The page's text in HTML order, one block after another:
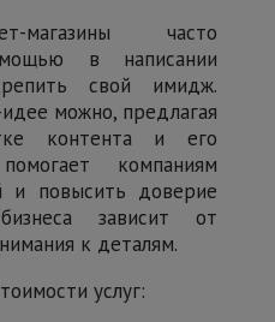
магазины часто
в написании
свой имидж.
можно, предлагая
контента и его
компаниям
и повысить доверие
зависит от
к деталям.
услуг: